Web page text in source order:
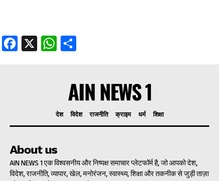
Facebook
X WhatsApp
AIN NEWS 1
देश विदेश राजनीति क्राइम धर्म शिक्षा
About us
AIN NEWS 1 एक विश्वसनीय और निष्पक्ष समाचार प्लेटफॉर्म है, जो आपको देश,
विदेश, राजनीति, व्यापार, खेल, मनोरंजन, स्वास्थ्य, शिक्षा और तकनीक से जुड़ी ताज़ा